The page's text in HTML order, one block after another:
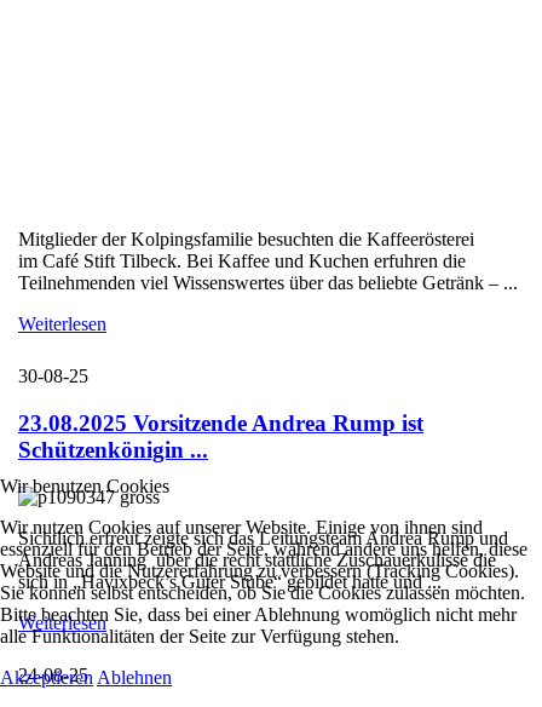
Mitglieder der Kolpingsfamilie besuchten die Kaffeerösterei
im Café Stift Tilbeck. Bei Kaffee und Kuchen erfuhren die
Teilnehmenden viel Wissenswertes über das beliebte Getränk – ...
Weiterlesen
30-08-25
23.08.2025 Vorsitzende Andrea Rump ist
Schützenkönigin ...
Sichtlich erfreut zeigte sich das Leitungsteam Andrea Rump und
Andreas Janning über die recht stattliche Zuschauerkulisse die
sich in „Havixbeck’s Guter Stube“ gebildet hatte und ...
Weiterlesen
24-08-25
Wir benutzen Cookies
Wir nutzen Cookies auf unserer Website. Einige von ihnen sind
essenziell für den Betrieb der Seite, während andere uns helfen, diese
Website und die Nutzererfahrung zu verbessern (Tracking Cookies).
Sie können selbst entscheiden, ob Sie die Cookies zulassen möchten.
Bitte beachten Sie, dass bei einer Ablehnung womöglich nicht mehr
alle Funktionalitäten der Seite zur Verfügung stehen.
Akzeptieren Ablehnen